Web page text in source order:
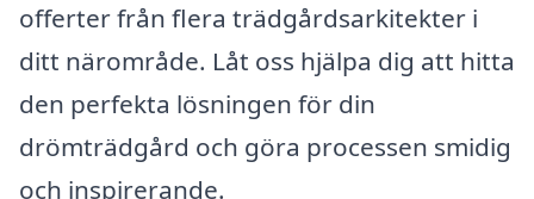
offerter från flera trädgårdsarkitekter i
ditt närområde. Låt oss hjälpa dig att hitta
den perfekta lösningen för din
drömträdgård och göra processen smidig
och inspirerande.